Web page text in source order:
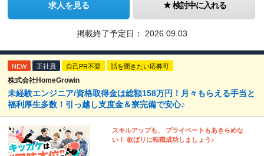
求人を見る 検討中に入れる
掲載終了予定日： 2026.09.03
NEW 正社員 自己PR不要 話を聞きたい応募可
株式会社HomeGrowin
未経験エンジニア/資格取得金は総額158万円！月々もらえる手当と
福利厚生多数！引っ越し支度金＆寮完備で安心♪
スキルアップも、 プライベートもあきらめな
い！ 欲ばりに転職成功しましょう♪